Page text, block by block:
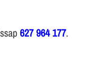
627 964 177.